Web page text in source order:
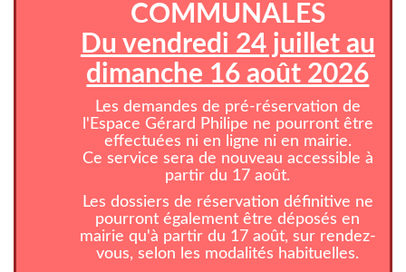
COMMUNALES
Du vendredi 24 juillet au
dimanche 16 août 2026
Les demandes de pré-réservation de
l'Espace Gérard Philipe ne pourront être
effectuées ni en ligne ni en mairie.
Ce service sera de nouveau accessible à
partir du 17 août.
Les dossiers de réservation définitive ne
pourront également être déposés en
mairie qu'à partir du 17 août, sur rendez-
vous, selon les modalités habituelles.